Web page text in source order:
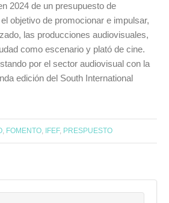
2024 de un presupuesto de
objetivo de promocionar e impulsar,
las producciones audiovisuales,
como escenario y plató de cine.
por el sector audiovisual con la
edición del South International
FOMENTO IFEF, PRESPUESTO